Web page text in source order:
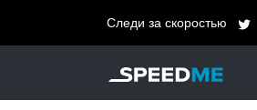
Следи за скоростью